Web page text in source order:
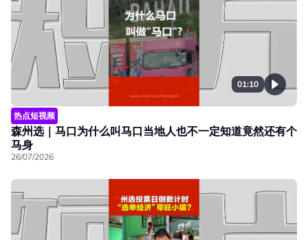
01:10
热点短视频
森州选｜马口为什么叫马口当地人也不一定知道竟然还有个
马身
26/07/2026